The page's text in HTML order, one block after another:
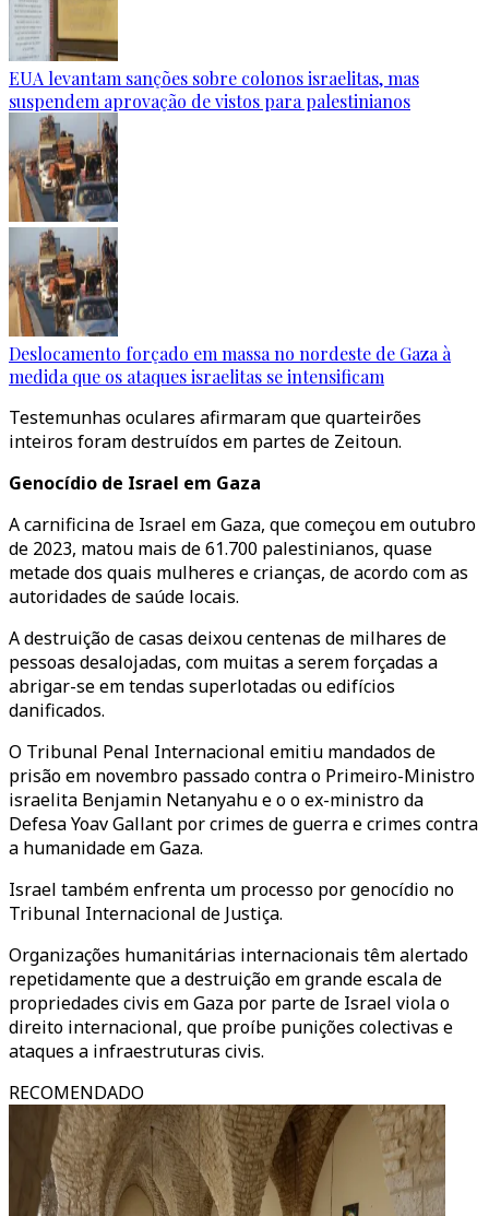
EUA levantam sanções sobre colonos israelitas, mas
suspendem aprovação de vistos para palestinianos
Deslocamento forçado em massa no nordeste de Gaza à
medida que os ataques israelitas se intensificam
Testemunhas oculares afirmaram que quarteirões
inteiros foram destruídos em partes de Zeitoun.
Genocídio de Israel em Gaza
A carnificina de Israel em Gaza, que começou em outubro
de 2023, matou mais de 61.700 palestinianos, quase
metade dos quais mulheres e crianças, de acordo com as
autoridades de saúde locais.
A destruição de casas deixou centenas de milhares de
pessoas desalojadas, com muitas a serem forçadas a
abrigar-se em tendas superlotadas ou edifícios
danificados.
O Tribunal Penal Internacional emitiu mandados de
prisão em novembro passado contra o Primeiro-Ministro
israelita Benjamin Netanyahu e o o ex-ministro da
Defesa Yoav Gallant por crimes de guerra e crimes contra
a humanidade em Gaza.
Israel também enfrenta um processo por genocídio no
Tribunal Internacional de Justiça.
Organizações humanitárias internacionais têm alertado
repetidamente que a destruição em grande escala de
propriedades civis em Gaza por parte de Israel viola o
direito internacional, que proíbe punições colectivas e
ataques a infraestruturas civis.
RECOMENDADO